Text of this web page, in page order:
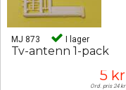
MJ 873 I lager
Tv-antenn 1-pack
5 kr
Ord. pris 24 kr